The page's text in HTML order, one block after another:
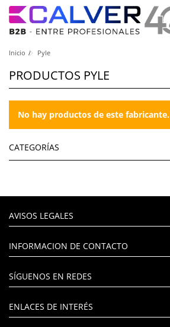
Inicio Pyle
PRODUCTOS PYLE
No hay productos de este fabricante.
CATEGORÍAS
AVISOS LEGALES
INFORMACION DE CONTACTO
SÍGUENOS EN REDES
ENLACES DE INTERÉS